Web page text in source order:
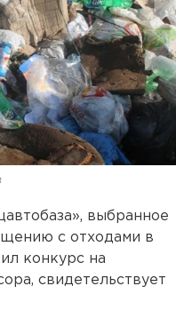
выбранное
с отходами в
конкурс на
свидетельствует